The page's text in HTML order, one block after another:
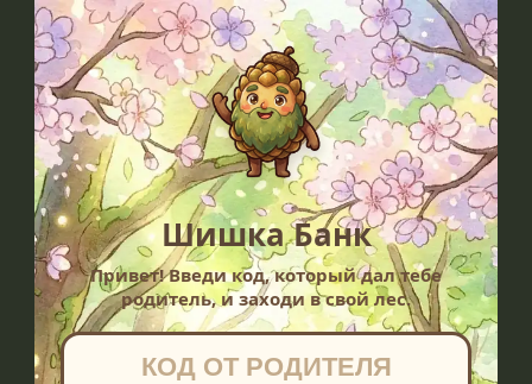
Шишка Банк
Привет! Введи код, который дал тебе
родитель, и заходи в свой лес.